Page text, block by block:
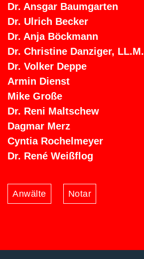
Dr. Ansgar Baumgarten
Dr. Ulrich Becker
Dr. Anja Böckmann
Dr. Christine Danziger, LL.M.
Dr. Volker Deppe
Armin Dienst
Mike Große
Dr. Reni Maltschew
Dagmar Merz
Cyntia Rochelmeyer
Dr. René Weißflog
Anwälte Notar